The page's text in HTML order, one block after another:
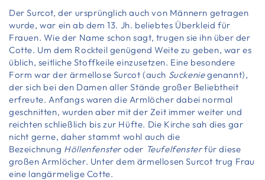
Der Surcot, der ursprünglich auch von Männern getragen
wurde, war ein ab dem 13. Jh. beliebtes Überkleid für
Frauen. Wie der Name schon sagt, trugen sie ihn über der
Cotte. Um dem Rockteil genügend Weite zu geben, war es
üblich, seitliche Stoffkeile einzusetzen. Eine besondere
Form war der ärmellose Surcot (auch Suckeniegenannt),
der sich bei den Damen aller Stände großer Beliebtheit
erfreute. Anfangs waren die Armlöcher dabei normal
geschnitten, wurden aber mit der Zeit immer weiter und
reichten schließlich bis zur Hüfte. Die Kirche sah dies gar
nicht gerne, daher stammt wohl auch die
Bezeichnung Höllenfenster oder Teufelfensterfür diese
großen Armlöcher. Unter dem ärmellosen Surcot trug Frau
eine langärmelige Cotte.